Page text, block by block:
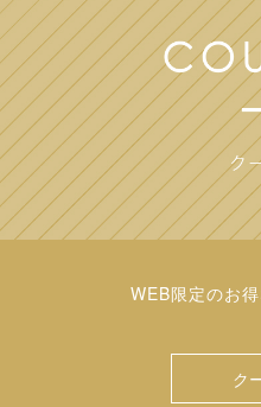
WEB限定のお
ク